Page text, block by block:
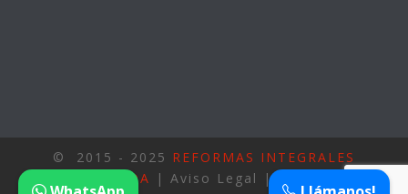
© 2015 - 2025 REFORMAS INTEGRALES
FUENLABRADA
| Aviso Legal | Privacidad |